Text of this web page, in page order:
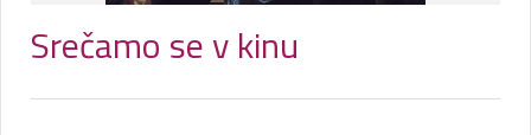
Srečamo se v kinu